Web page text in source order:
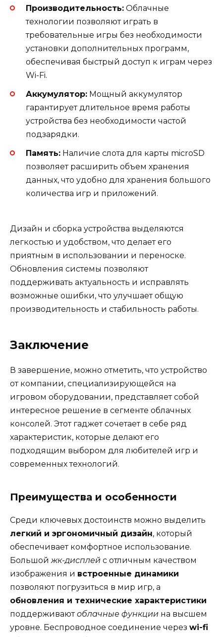
Производительность: Облачные
технологии позволяют играть в
требовательные игры без необходимости
установки дополнительных программ,
обеспечивая быстрый доступ к играм через
Wi-Fi.
Аккумулятор: Мощный аккумулятор
гарантирует длительное время работы
устройства без необходимости частой
подзарядки.
Память: Наличие слота для карты microSD
позволяет расширить объем хранения
данных, что удобно для хранения большого
количества игр и приложений.
Дизайн и сборка устройства выделяются
легкостью и удобством, что делает его
приятным в использовании и переноске.
Обновления системы позволяют
поддерживать актуальность и исправлять
возможные ошибки, что улучшает общую
производительность и стабильность работы.
Заключение
В завершение, можно отметить, что устройство
от компании, специализирующейся на
игровом оборудовании, представляет собой
интересное решение в сегменте облачных
консолей. Этот гаджет сочетает в себе ряд
характеристик, которые делают его
подходящим выбором для любителей игр и
современных технологий.
Преимущества и особенности
Среди ключевых достоинств можно выделить
легкий и эргономичный дизайн, который
обеспечивает комфортное использование.
Большой жк-дисплей с отличным качеством
изображения и встроенные динамики
позволяют погрузиться в мир игр, а
обновления и технические характеристики
поддерживаютоблачные функции на высшем
уровне. Беспроводное соединение через wi-fi